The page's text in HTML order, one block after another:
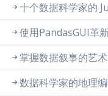
十个数据科学家的
使用PandasGUI革
掌握数据叙事的艺
数据科学家的地理